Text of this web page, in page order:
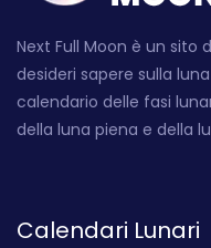
Next Full Moon è un
desideri sapere sulla
calendario delle fasi
della luna piena e della
Calendari Lunari